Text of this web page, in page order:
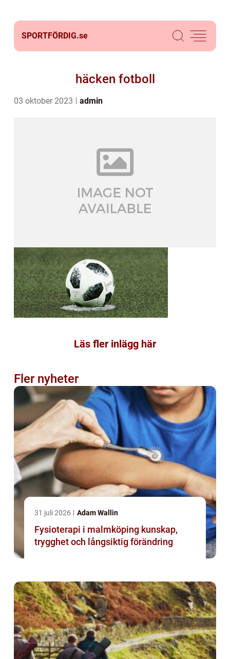
SPORTFÖRDIG.se
häcken fotboll
03 oktober 2023 admin
Läs fler inlägg här
Fler nyheter
31 juli 2026 Adam Wallin
Fysioterapi i malmköping kunskap,
trygghet och långsiktig förändring